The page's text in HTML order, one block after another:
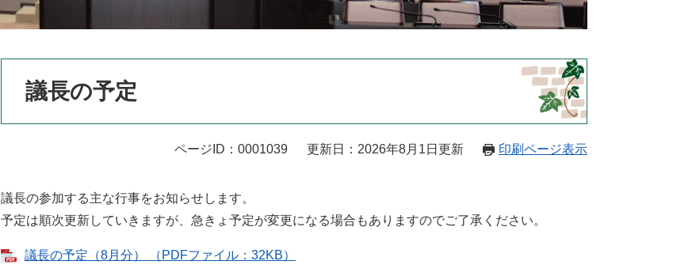
議長の予定
ページID：0001039 更新日：2026年8月1日更新 印刷ページ表示
議長の参加する主な行事をお知らせします。
予定は順次更新していきますが、急きょ予定が変更になる場合もありますのでご了承ください。
議長の予定（8月分） （PDFファイル：32KB）